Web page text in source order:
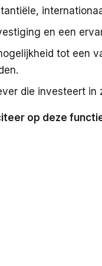
en een
tot een
die investeert in
op deze